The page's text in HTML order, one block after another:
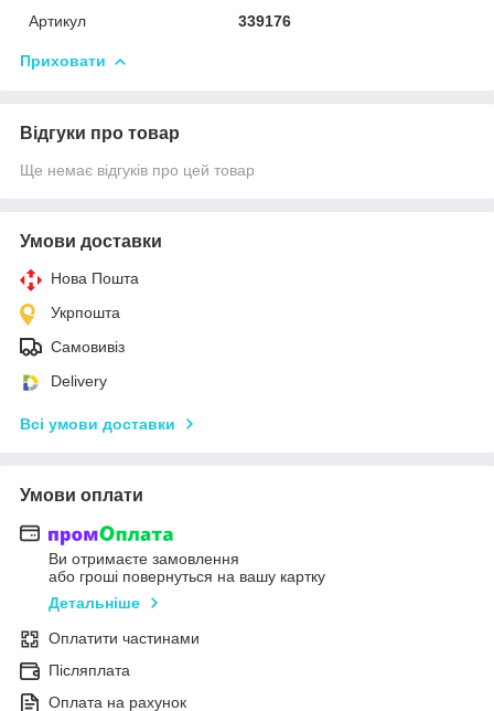
Артикул
339176
Приховати
Відгуки про товар
Ще немає відгуків про цей товар
Умови доставки
Нова Пошта
Укрпошта
Самовивіз
Delivery
Всі умови доставки
Умови оплати
Ви отримаєте замовлення
або гроші повернуться на вашу картку
Детальніше
Оплатити частинами
Післяплата
Оплата на рахунок